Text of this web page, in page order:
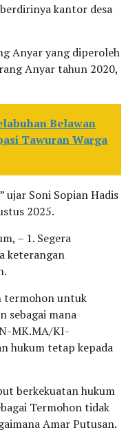
kantor desa
Anyar yang diperoleh
Anyar tahun 2020,
Belawan
Tawuran Warga
ujar Soni Sopian Hadis
2025.
– 1. Segera
keterangan
termohon untuk
sebagai mana
MK.MA/KI-
hukum tetap kepada
berkekuatan hukum
Termohon tidak
Amar Putusan.